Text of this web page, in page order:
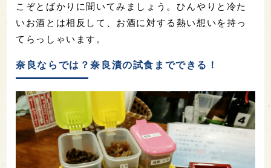
こぞとばかりに聞いてみましょう。ひんやりと冷た
いお酒とは相反して、お酒に対する熱い想いを持っ
てらっしゃいます。
奈良ならでは？奈良漬の試食までできる！